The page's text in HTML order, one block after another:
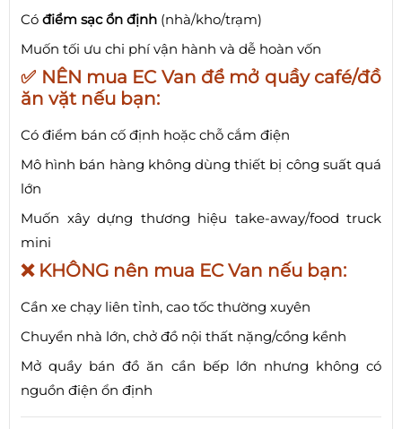
Có điểm sạc ổn định (nhà/kho/trạm)
Muốn tối ưu chi phí vận hành và dễ hoàn vốn
✅ NÊN mua EC Van để mở quầy café/đồ
ăn vặt nếu bạn:
Có điểm bán cố định hoặc chỗ cắm điện
Mô hình bán hàng không dùng thiết bị công suất quá
lớn
Muốn xây dựng thương hiệu take-away/food truck
mini
❌ KHÔNG nên mua EC Van nếu bạn:
Cần xe chạy liên tỉnh, cao tốc thường xuyên
Chuyển nhà lớn, chở đồ nội thất nặng/cồng kềnh
Mở quầy bán đồ ăn cần bếp lớn nhưng không có
nguồn điện ổn định